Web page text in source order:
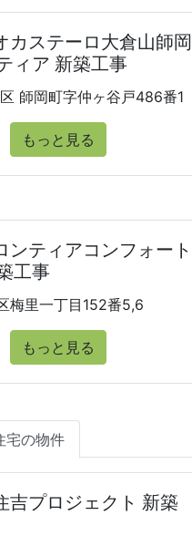
カステーロ大倉山師岡
ィア 新築工事
師岡町字仲ヶ谷戸486番1
もっと見る
ンティアコンフォート
工事
梅里一丁目152番5,6
もっと見る
宅の物件
吉プロジェクト 新築